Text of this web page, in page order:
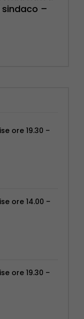
sindaco –
di
organici
–
ore 19.30 –
ore 14.00 –
ore 19.30 –